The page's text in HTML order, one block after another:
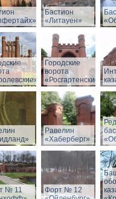
Бастион
«Литауен»
Городские
ворота
«Росгартенские»
Равелин
«Хаберберг»
№ 11
Форт № 12